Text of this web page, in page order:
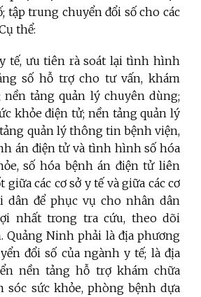
tập trung chuyển đổi số cho các
thể:
tế, ưu tiên rà soát lại tình hình
số hỗ trợ cho tư vấn, khám
nền tảng quản lý chuyên dùng;
khỏe điện tử; nền tảng quản lý
quản lý thông tin bệnh viện,
án điện tử và tình hình số hóa
số hóa bệnh án điện tử liên
các cơ sở y tế và giữa các cơ
dân để phục vụ cho nhân dân
nhất trong tra cứu, theo dõi
Quảng Ninh phải là địa phương
đổi số của ngành y tế; là địa
nền tảng hỗ trợ khám chữa
sóc sức khỏe, phòng bệnh dựa